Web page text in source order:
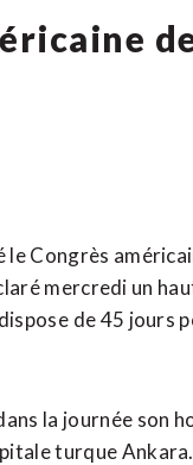
Congrès
mercredi un
⁠de 45 jours
la journée son
turque Ankara.